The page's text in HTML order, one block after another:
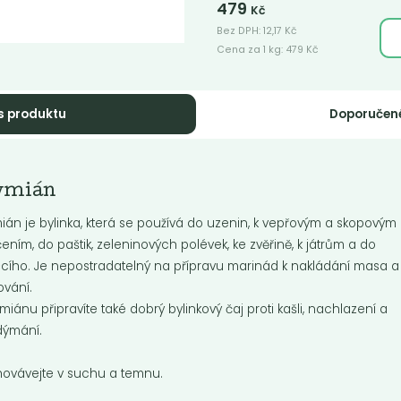
koření především do čínské
Do košíku:(1 599Kč )
Kč / Kg
do vánočního...
Do košíku:(44,95Kč
899Kč/ Kg
479 Kč
Bez DPH: 12,17 Kč
Cena za 1 kg: 479 Kč
produktu
je bylinka, která se používá do uzenin, k vepřovým a skopovým
do paštik, zeleninových polévek, ke zvěřině, k játrům a do
Je nepostradatelný na přípravu marinád k nakládání masa
připravíte také dobrý bylinkový čaj proti kašli, nachlazení a
v suchu a temnu.